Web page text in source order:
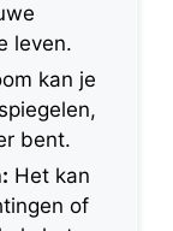
leven.
kan je
bent.
Het kan
of